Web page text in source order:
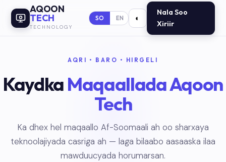
AQOON
TECH
TECHNOLOGY
SO EN ◐
Nala Soo
Xiriir
AQRI • BARO • HIRGELI
KaydkaMaqaallada Aqoon
Tech
Ka dhex hel maqaallo Af-Soomaali ah oo sharxaya
teknoolajiyada casriga ah — laga bilaabo aasaaska ilaa
mawduucyada horumarsan.